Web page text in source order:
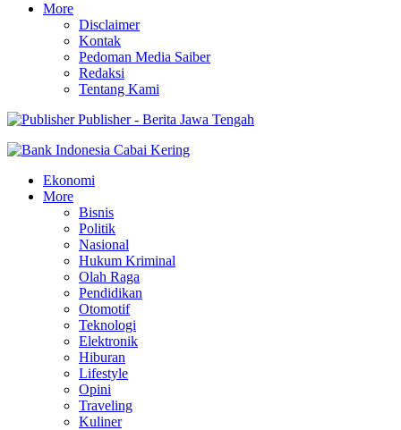
More
Disclaimer
Kontak
Pedoman Media Saiber
Redaksi
Tentang Kami
Publisher - Berita Jawa Tengah
Ekonomi
More
Bisnis
Politik
Nasional
Hukum Kriminal
Olah Raga
Pendidikan
Otomotif
Teknologi
Elektronik
Hiburan
Lifestyle
Opini
Traveling
Kuliner